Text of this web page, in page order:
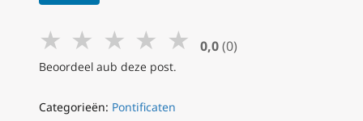
★ ★ ★ ★ ★ 0,0 (0)
Beoordeel aub deze post.
Categorieën: Pontificaten